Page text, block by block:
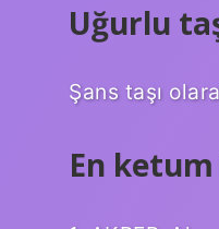
Uğurlu
Şans taşı
En